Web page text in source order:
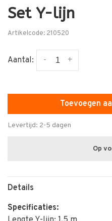
Set Y-lijn
Artikelcode: 210520
Aantal: +
-
Toevoegen
Levertijd: 2-5 dagen
Op
Details
Specificaties: